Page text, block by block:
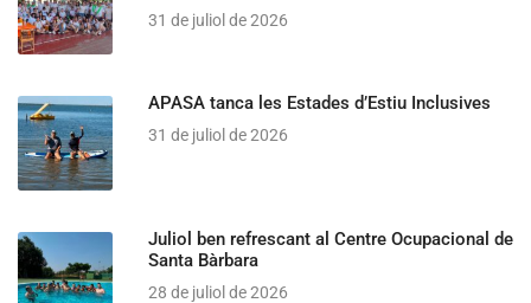
31 de juliol de 2026
APASA tanca les Estades d’Estiu Inclusives
31 de juliol de 2026
Juliol ben refrescant al Centre Ocupacional de
Santa Bàrbara
28 de juliol de 2026